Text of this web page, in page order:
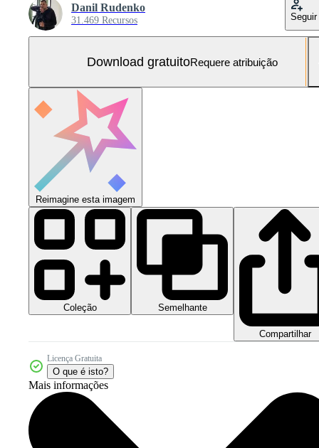
Danil Rudenko
31.469 Recursos Seguir
Download gratuitoRequere atribuição
Reimagine esta imagem
Coleção Semelhante
Compartilhar
Licença Gratuita
O que é isto?
Mais informações